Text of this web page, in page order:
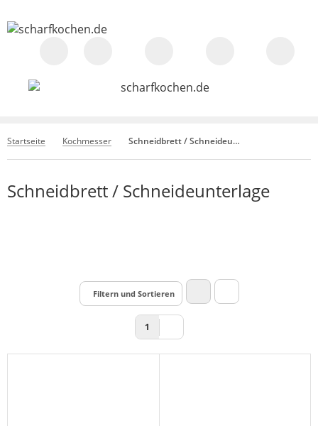
Startseite Kochmesser Schneidbrett / Schneideunterlage
Schneidbrett / Schneideunterlage
küchenmesser,
Filtern und Sortieren
1